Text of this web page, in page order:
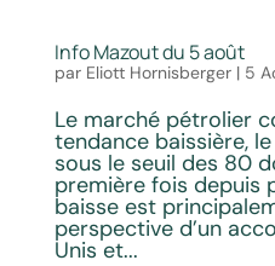
Info Mazout du 5 août
par Eliott Hornisberger| 5
Le marché pétrolier
tendance baissière,
sous le seuil des 80
première fois depuis
baisse est
perspective d’un
Unis et...